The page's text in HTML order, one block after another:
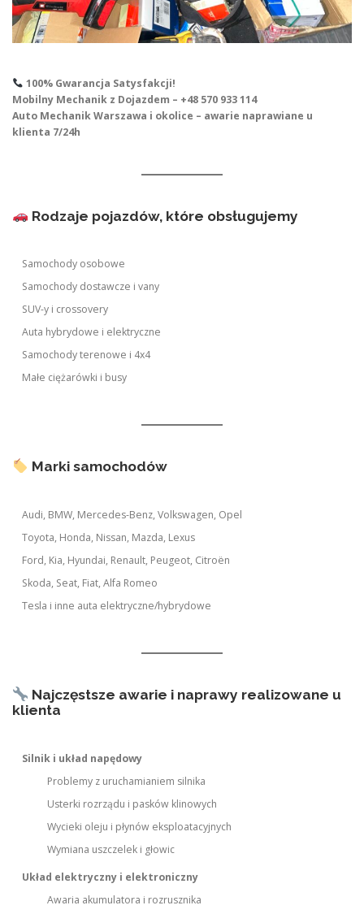
100% Gwarancja Satysfakcji!
Mobilny Mechanik z Dojazdem – +48 570 933 114
Auto Mechanik Warszawa i okolice – awarie naprawiane u
klienta 7/24h
Rodzaje pojazdów, które obsługujemy
Samochody osobowe
Samochody dostawcze i vany
SUV-y i crossovery
Auta hybrydowe i elektryczne
Samochody terenowe i 4x4
Małe ciężarówki i busy
Marki samochodów
Audi, BMW, Mercedes-Benz, Volkswagen, Opel
Toyota, Honda, Nissan, Mazda, Lexus
Ford, Kia, Hyundai, Renault, Peugeot, Citroën
Skoda, Seat, Fiat, Alfa Romeo
Tesla i inne auta elektryczne/hybrydowe
Najczęstsze awarie i naprawy realizowane u
klienta
Silnik i układ napędowy
Problemy z uruchamianiem silnika
Usterki rozrządu i pasków klinowych
Wycieki oleju i płynów eksploatacyjnych
Wymiana uszczelek i głowic
Układ elektryczny i elektroniczny
Awaria akumulatora i rozrusznika